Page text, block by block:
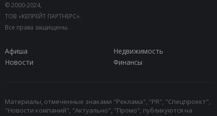
© 2000-2024,
ТОВ «КЕПРЕЙТ ПАРТНЕРС».
Все права защищены.
Афиша
Недвижимость
Новости
Финансы
Материалы, отмеченные знаками "Реклама", "PR", "Спецпроект",
"Новости компаний", "Актуально", "Промо", публикуются на